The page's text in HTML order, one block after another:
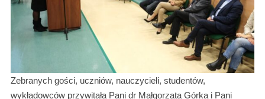
Zebranych gości, uczniów, nauczycieli, studentów,
wykładowców przywitała Pani dr Małgorzata Górka i Pani